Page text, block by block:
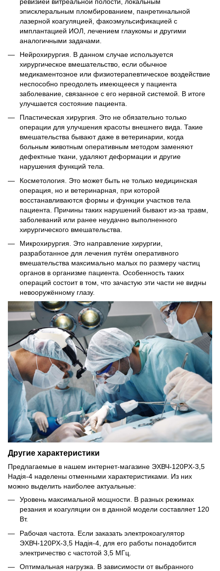
эписклеральным пломбированием, панретинальной
лазерной коагуляцией, факоэмульсификацией с
имплантацией ИОЛ, лечением глаукомы и другими
аналогичными задачами.
Нейрохирургия. В данном случае используется
хирургическое вмешательство, если обычное
медикаментозное или физиотерапевтическое воздействие
неспособно преодолеть имеющееся у пациента
заболевание, связанное с его нервной системой. В итоге
улучшается состояние пациента.
Пластическая хирургия. Это не обязательно только
операции для улучшения красоты внешнего вида. Такие
вмешательства бывают даже в ветеринарии, когда
больным животным оперативным методом заменяют
дефектные ткани, удаляют деформации и другие
нарушения функций тела.
Косметология. Это может быть не только медицинская
операция, но и ветеринарная, при которой
восстанавливаются формы и функции участков тела
пациента. Причины таких нарушений бывают из-за травм,
заболеваний или ранее неудачно выполненного
хирургического вмешательства.
Микрохирургия. Это направление хирургии,
разработанное для лечения путём оперативного
вмешательства максимально малых по размеру частиц
органов в организме пациента. Особенность таких
операций состоит в том, что зачастую эти части не видны
невооружённому глазу.
Другие характеристики
Предлагаемые в нашем интернет-магазине ЭХВЧ-120PX-3,5
Надія-4 наделены отменными характеристиками. Из них
можно выделить наиболее актуальные:
Уровень максимальной мощности. В разных режимах
резания и коагуляции он в данной модели составляет 120
Вт.
Рабочая частота. Если заказать электрокоагулятор
ЭХВЧ-120PX-3,5 Надія-4, для его работы понадобится
электричество с частотой 3,5 МГц.
Оптимальная нагрузка. В зависимости от выбранного